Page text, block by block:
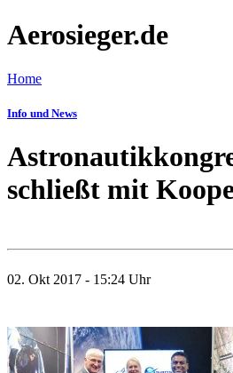
Aerosieger.de
Home
Info und News
schließt mit
02. Okt 2017 - 15:24 Uhr